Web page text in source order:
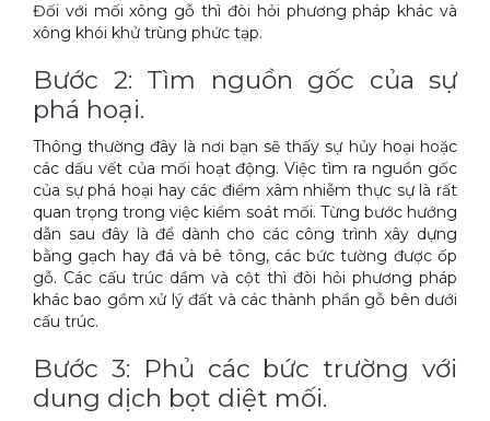
Máy diệt côn trùng
Máy hút bụi
Xe đẩy làm vệ sinh Sài Gòn
Đối với mối xông gỗ thì đòi hỏi phương pháp khác và
xông khói khử trùng phức tạp.
Bước 2: Tìm nguồn gốc của sự
phá hoại.
Thông thường đây là nơi bạn sẽ thấy sự hủy hoại hoặc
các dấu vết của mối hoạt động. Việc tìm ra nguồn gốc
của sự phá hoại hay các điểm xâm nhiễm thực sự là rất
quan trọng trong việc kiểm soát mối. Từng bước hướng
dẫn sau đây là để dành cho các công trình xây dựng
bằng gạch hay đá và bê tông, các bức tường được ốp
gỗ. Các cấu trúc dầm và cột thì đòi hỏi phương pháp
khác bao gồm xử lý đất và các thành phần gỗ bên dưới
cấu trúc.
Bước 3: Phủ các bức trường với
dung dịch bọt diệt mối.